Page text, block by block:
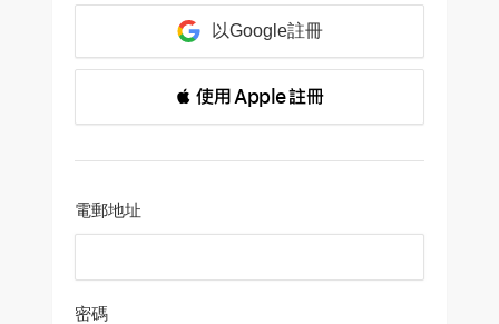
以Google註冊
 使用 Apple 註冊
電郵地址
密碼